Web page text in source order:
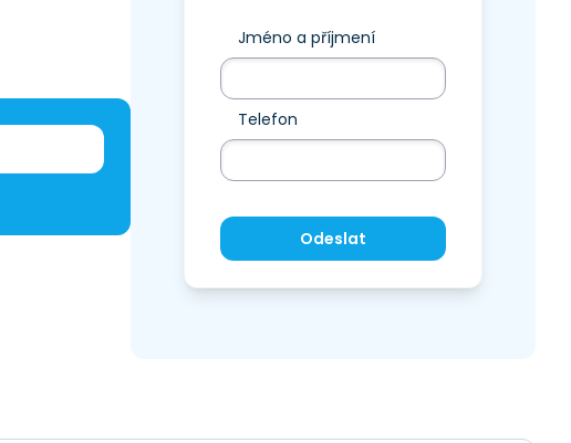
Jméno a příjmení
Telefon
Odeslat